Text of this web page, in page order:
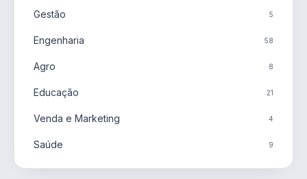
Gestão 5
Engenharia 58
Agro 8
Educação 21
Venda e Marketing 4
Saúde 9